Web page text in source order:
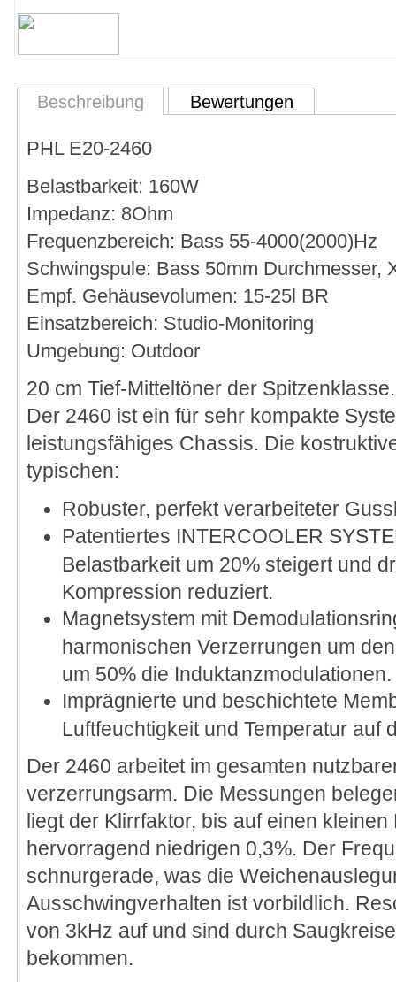
Beschreibung Bewertungen
PHL E20-2460
Belastbarkeit: 160W
Impedanz: 8Ohm
Frequenzbereich: Bass 55-4000(2000)Hz
Schwingspule: Bass 50mm Durchmesser,
Empf. Gehäusevolumen: 15-25l BR
Einsatzbereich: Studio-Monitoring
Umgebung: Outdoor
20 cm Tief-Mitteltöner der Spitzenklasse.
Der 2460 ist ein für sehr kompakte
leistungsfähiges Chassis. Die
typischen:
Robuster, perfekt verarbeiteter
Patentiertes INTERCOOLER
Belastbarkeit um 20% steigert und
Kompression reduziert.
Magnetsystem mit
harmonischen Verzerrungen um
um 50% die Induktanzmodulationen.
Imprägnierte und beschichtete
Luftfeuchtigkeit und Temperatur auf
Der 2460 arbeitet im gesamten
verzerrungsarm. Die Messungen
liegt der Klirrfaktor, bis auf einen
hervorragend niedrigen 0,3%. Der
schnurgerade, was die
Ausschwingverhalten ist vorbildlich.
von 3kHz auf und sind durch
bekommen.